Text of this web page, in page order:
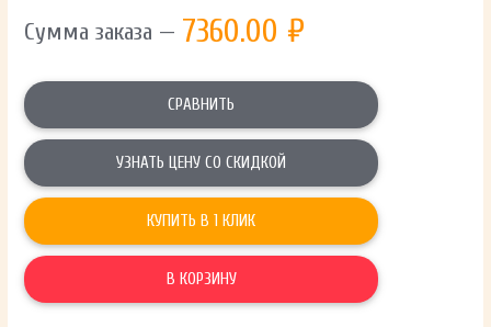
Сумма заказа — 7360.00 ₽
СРАВНИТЬ
УЗНАТЬ ЦЕНУ СО СКИДКОЙ
КУПИТЬ В 1 КЛИК
В КОРЗИНУ